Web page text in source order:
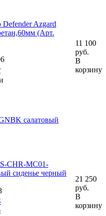
Defender Azgard
(Арт.
11 100
руб.
В
корзину
салатовый
CHR-MC01-
сиденье черный
21 250
руб.
В
корзину